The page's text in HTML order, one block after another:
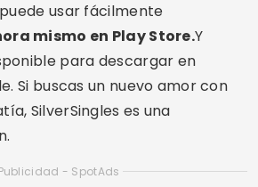
usar fácilmente
mismo en Play Store.Y
para descargar en
Si buscas un nuevo amor con
SilverSingles es una
Publicidad - SpotAds